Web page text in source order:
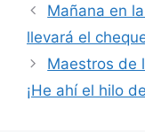
Mañana en
llevará el
Maestros de
¡He ahí el hilo